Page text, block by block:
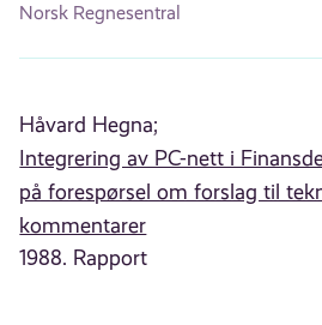
Norsk Regnesentral
Håvard Hegna;
Integrering av PC-nett i
på forespørsel om forslag til
kommentarer
1988. Rapport